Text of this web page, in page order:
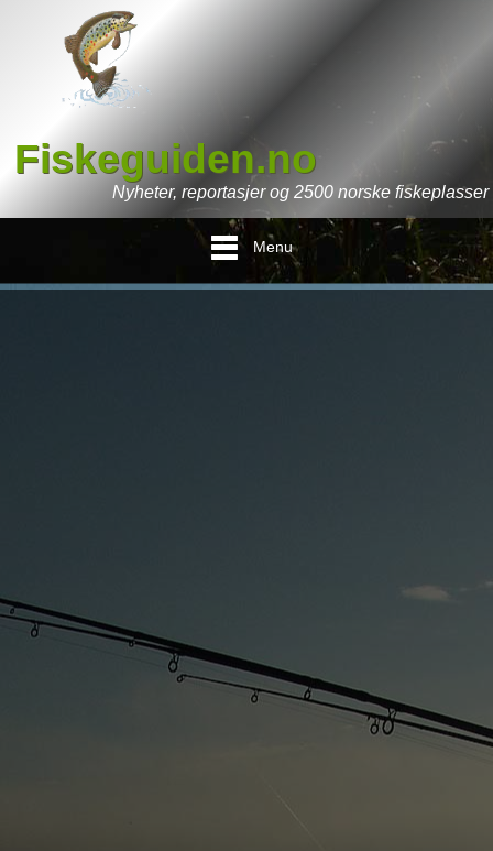
Fiskeguiden.no
Nyheter, reportasjer og 2500 norske fiskeplasser
Menu